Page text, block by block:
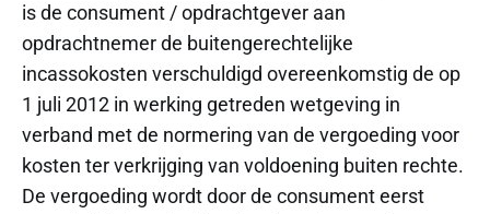
is de consument / opdrachtgever aan
opdrachtnemer de buitengerechtelijke
incassokosten verschuldigd overeenkomstig de op
1 juli 2012 in werking getreden wetgeving in
verband met de normering van de vergoeding voor
kosten ter verkrijging van voldoening buiten rechte.
De vergoeding wordt door de consument eerst